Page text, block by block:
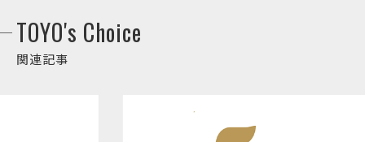
TOYO's Choice
関連記事